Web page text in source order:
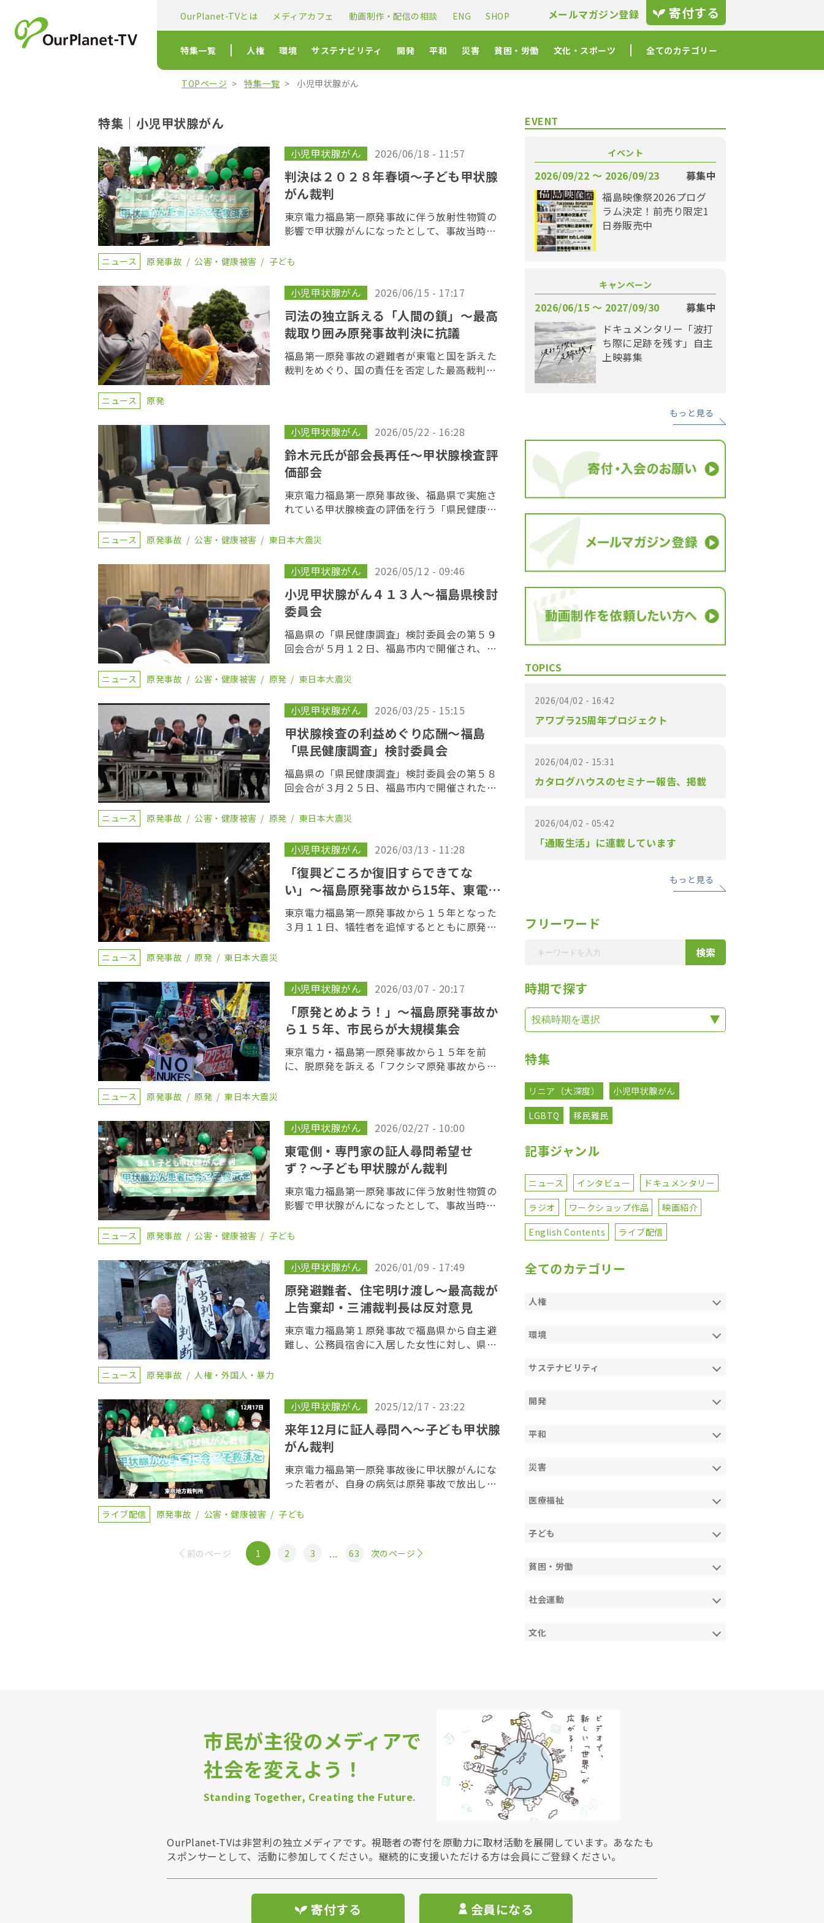
OurPlanet-TVとは メディアカフェ 動画制作・配信の相談 ENG SHOP メールマガジン登録 寄付する
特集一覧 人権 環境 サステナビリティ 開発 平和 災害 貧困・労働 文化・スポーツ 全てのカテゴリー
TOPページ 特集一覧 小児甲状腺がん
特集｜小児甲状腺がん
小児甲状腺がん 2026/06/18 - 11:57
判決は２０２８年春頃〜子ども甲状腺
がん裁判
東京電力福島第一原発事故に伴う放射性物質の
影響で甲状腺がんになったとして、事故当時、
償を求めた「３１１子ども甲状腺がん裁判」の
かれた。裁 […]
ニュース 原発事故 公害・健康被害 子ども
小児甲状腺がん 2026/06/15 - 17:17
司法の独立訴える「人間の鎖」〜最高
裁取り囲み原発事故判決に抗議
福島第一原発事故の避難者が東電と国を訴えた
裁判をめぐり、国の責任を否定した最高裁判決
びかけた […]
ニュース 原発
小児甲状腺がん 2026/05/22 - 16:28
鈴木元氏が部会長再任〜甲状腺検査評
価部会
東京電力福島第一原発事故後、福島県で実施さ
れている甲状腺検査の評価を行う「県民健康調
日、福島市で開かれた。昨年７月に委員の任期
り、鈴木元保内 […]
ニュース 原発事故 公害・健康被害 東日本大震災
小児甲状腺がん 2026/05/12 - 09:46
小児甲状腺がん４１３人〜福島県検討
委員会
福島県の「県民健康調査」検討委員会の第５９
回会合が５月１２日、福島市内で開催され、穿
断された患者が２例増え、３６７人となった。
の患者４７ […]
ニュース 原発事故 公害・健康被害 原発 東日本大震災
小児甲状腺がん 2026/03/25 - 15:15
甲状腺検査の利益めぐり応酬〜福島
「県民健康調査」検討委員会
福島県の「県民健康調査」検討委員会の第５８
回会合が３月２５日、福島市内で開催された。
わる中、現在も継続している甲状腺検査をめぐ
者〜分か […]
ニュース 原発事故 公害・健康被害 原発 東日本大震災
小児甲状腺がん 2026/03/13 - 11:28
「復興どころか復旧すらできてな
い」〜福島原発事故から15年、東電本
社前で抗議行動
東京電力福島第一原発事故から１５年となった
３月１１日、犠牲者を追悼するとともに原発の
を掲げる […]
ニュース 原発事故 原発 東日本大震災
小児甲状腺がん 2026/03/07 - 20:17
「原発とめよう！」〜福島原発事故か
ら１５年、市民らが大規模集会
東京電力・福島第一原発事故から１５年を前
に、脱原発を訴える「フクシマ原発事故から１
アクション […]
ニュース 原発事故 原発 東日本大震災
小児甲状腺がん 2026/02/27 - 10:00
東電側・専門家の証人尋問希望せ
ず？〜子ども甲状腺がん裁判
東京電力福島第一原発事故に伴う放射性物質の
影響で甲状腺がんになったとして、事故当時、
償を求めた「３１１子ども甲状腺がん裁判」の
で開かれた […]
ニュース 原発事故 公害・健康被害 子ども
小児甲状腺がん 2026/01/09 - 17:49
原発避難者、住宅明け渡し〜最高裁が
上告棄却・三浦裁判長は反対意見
東京電力福島第１原発事故で福島県から自主避
難し、公務員宿舎に入居した女性に対し、県が
相当分の賠 […]
ニュース 原発事故 人権・外国人・暴力
小児甲状腺がん 2025/12/17 - 23:22
来年12月に証人尋問へ〜子ども甲状腺
がん裁判
東京電力福島第一原発事故後に甲状腺がんにな
った若者が、自身の病気は原発事故で放出した
償を求めた「３１１子ども甲状腺がん裁判」の
ライブ配信 原発事故 公害・健康被害 子ども
前のページ 1 2 3 ... 63 次のページ
EVENT
イベント
2026/09/22 〜 2026/09/23
募集中
福島映像祭2026プログ
ラム決定！前売り限定1
日券販売中
キャンペーン
2026/06/15 〜 2027/09/30
募集中
ドキュメンタリー「波打
ち際に足跡を残す」自主
上映募集
もっと見る
TOPICS
2026/04/02 - 16:42
アワプラ25周年プロジェクト
2026/04/02 - 15:31
カタログハウスのセミナー報告、掲載
2026/04/02 - 05:42
「通販生活」に連載しています
もっと見る
フリーワード
時期で探す
特集
リニア（大深度）
小児甲状腺がん
LGBTQ
移民難民
記事ジャンル
ニュース インタビュー
ドキュメンタリー
ラジオ
ワークショップ作品
映画紹介
English Contents
ライブ配信
全てのカテゴリー
人権
環境
サステナビリティ
開発
平和
災害
医療福祉
子ども
貧困・労働
社会運動
文化
市民が主役のメディアで
社会を変えよう！
Standing Together, Creating the Future.
OurPlanet-TVは非営利の独立メディアです。視聴者の寄付を原動力に取材活動を展開しています。あなたも
スポンサーとして、活動に参加してください。継続的に支援いただける方は会員にご登録ください。
寄付する 会員になる